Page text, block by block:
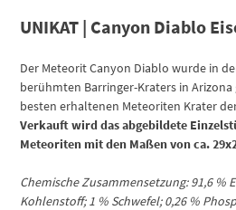
UNIKAT | Canyon Diablo
Der Meteorit Canyon Diablo wurde in
berühmten Barringer-Kraters in
besten erhaltenen Meteoriten Krater
Verkauft wird das abgebildete
Meteoriten mit den Maßen von ca.
Chemische Zusammensetzung: 91,6 %
Kohlenstoff; 1 % Schwefel; 0,26 %